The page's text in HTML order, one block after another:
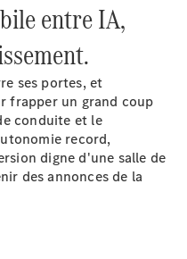
entre IA,
ses portes, et
frapper un grand coup
conduite et le
record,
digne d'une salle de
des annonces de la